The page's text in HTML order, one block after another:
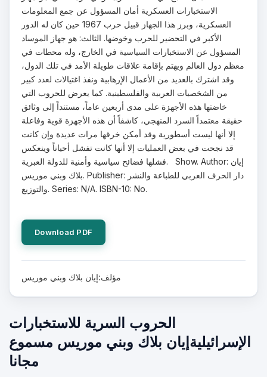
الاستخبارات العسكرية أمان المسؤول عن جمع المعلومات
العسكرية، وبرز هذا الجهاز قبيل حرب 1967 حين كان له الدور
الأكبر في التحضير للحرب وخوضها. الثالث: هو جهاز الموساد
المسؤول عن الاستخبارات السياسية في الخارج، وله محطات في
معظم دول العالم ويهتم بإقامة علاقات طويلة الأمد في تلك الدول،
وقد اشترك بالعديد من الأعمال الإرهابية ونفذ اغتيالات لعدد كبير
من الشخصيات العربية والفلسطينية. كما يعرض للحروب التي
خاضتها هذه الأجهزة على مدى أربعين عاماً، مستنداً إلى وثائق
حقيقة معتمداً السرد المنهجي، كاشفاً أن هذه الأجهزة قوية وفاعلة
إلا أنها ليست أسطورية وقد أمكن خرقها مرات عديدة وإن كانت
قد نجحت في بعض العمليات إلا أنها كانت تفشل أحياناً وينعكس
فشلها فضائح سياسية وأمنية للدولة العبرية. Show. Author: إيان
بلاك وبني موريس. Publisher: دار الحرف العربي للطباعة والنشر
والتوزيع. Series: N/A. ISBN-10: No.
Download PDF
مؤلف:إيان بلاك وبني موريس
الحروب السرية للاستخبارات
الإسرائيليةإيان بلاك وبني موريس مسموع
مجانا